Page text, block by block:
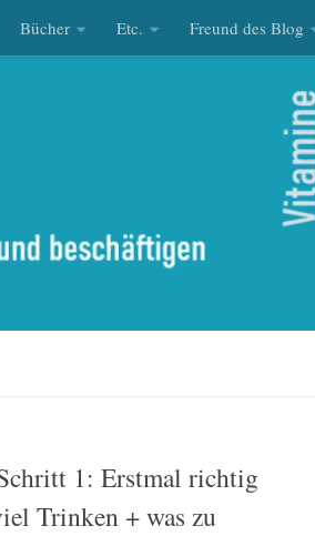
Bücher Etc. Freund des Blog
1: Erstmal richtig
Trinken + was zu